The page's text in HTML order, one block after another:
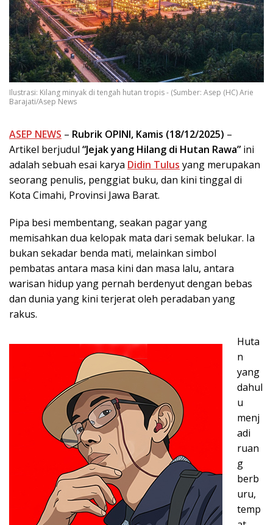
Ilustrasi: Kilang minyak di tengah hutan tropis - (Sumber: Asep (HC) Arie
Barajati/Asep News
ASEP NEWS – Rubrik OPINI, Kamis (18/12/2025) –
Artikel berjudul “Jejak yang Hilang di Hutan Rawa” ini
adalah sebuah esai karya Didin Tulus yang merupakan
seorang penulis, penggiat buku, dan kini tinggal di
Kota Cimahi, Provinsi Jawa Barat.
Pipa besi membentang, seakan pagar yang
memisahkan dua kelopak mata dari semak belukar. Ia
bukan sekadar benda mati, melainkan simbol
pembatas antara masa kini dan masa lalu, antara
warisan hidup yang pernah berdenyut dengan bebas
dan dunia yang kini terjerat oleh peradaban yang
rakus.
Huta
n
yang
dahul
u
menj
adi
ruan
g
berb
uru,
temp